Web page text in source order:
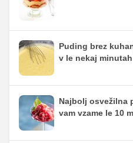
Puding brez
v le nekaj minutah
Najbolj osvežilna
vam vzame le 10